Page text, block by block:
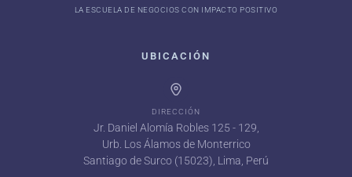
LA ESCUELA DE NEGOCIOS CON IMPACTO POSITIVO
UBICACIÓN
DIRECCIÓN
Jr. Daniel Alomía Robles 125 - 129,
Urb. Los Álamos de Monterrico
Santiago de Surco (15023), Lima, Perú